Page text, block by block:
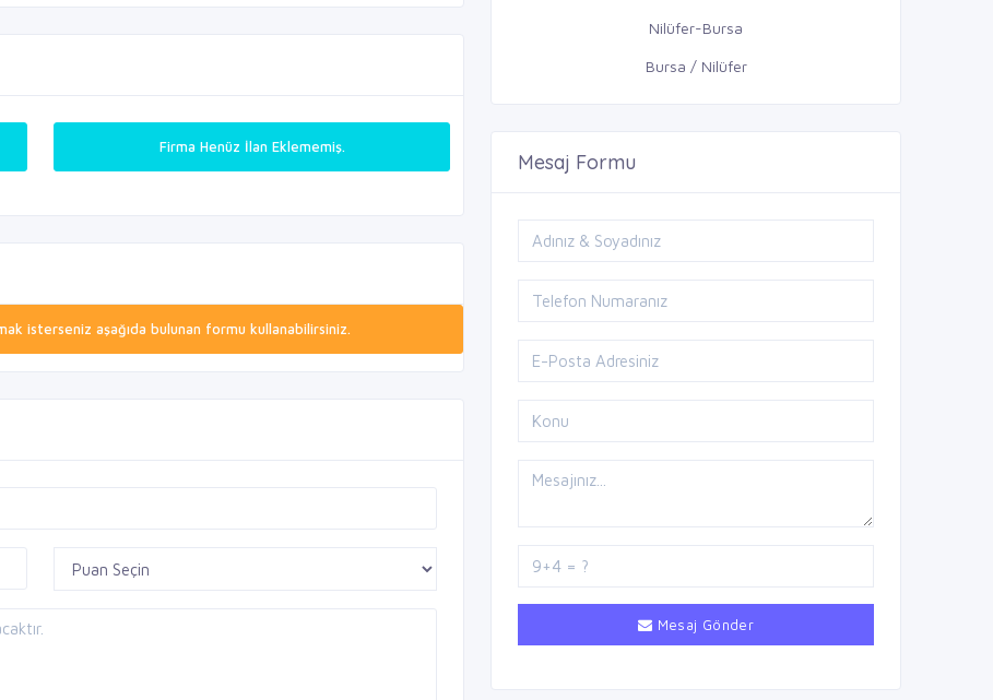
Firma Henüz İlan Eklememiş.
isterseniz aşağıda bulunan formu kullanabilirsiniz.
Nilüfer-Bursa
Bursa / Nilüfer
Mesaj Formu
Mesaj Gönder